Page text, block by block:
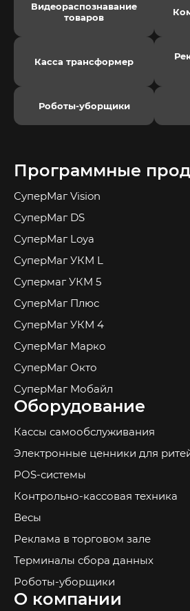
Видеораспознавание
товаров
Касса трансформер
Роботы-уборщики
Программные
СуперМаг Vision
СуперМаг DS
СуперМаг Loya
СуперМаг УКМ L
Супермаг УКМ 5
СуперМаг Плюс
СуперМаг УКМ 4
СуперМаг Марко
СуперМаг Окто
СуперМаг Мобайл
Оборудование
Кассы самообслуживания
Электронные ценники для
POS-системы
Контрольно-кассовая техника
Весы
Реклама в торговом зале
Терминалы сбора данных
Роботы-уборщики
О компании